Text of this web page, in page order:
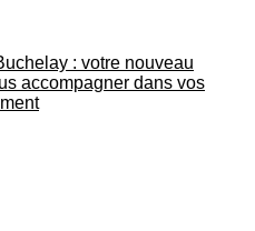
: votre nouveau
accompagner dans vos